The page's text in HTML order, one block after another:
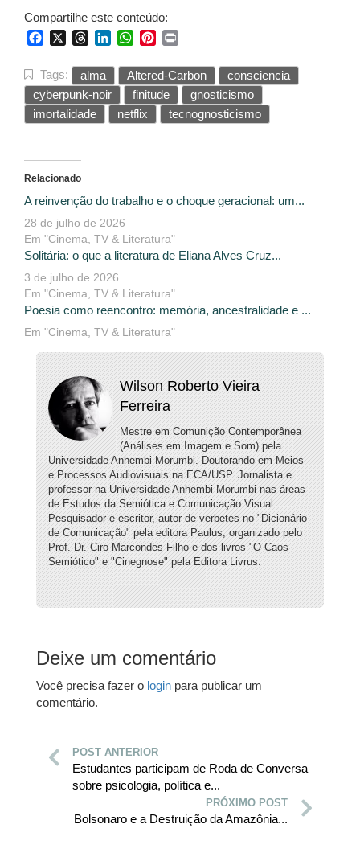
Compartilhe este conteúdo:
FacebookThreadsLinkedInWhatsApp
Pinterest
Tags: alma Altered-Carbon
consciencia
cyberpunk-noir
finitude
gnosticismo
imortalidade
netflix tecnognosticismo
Relacionado
A reinvenção do trabalho e o choque geracional: um...
28 de julho de 2026
Em "Cinema, TV & Literatura"
Solitária: o que a literatura de Eliana Alves Cruz...
3 de julho de 2026
Em "Cinema, TV & Literatura"
Poesia como reencontro: memória, ancestralidade e ...
Em "Cinema, TV & Literatura"
Wilson Roberto Vieira
Ferreira
Mestre em Comunição Contemporânea
(Análises em Imagem e Som) pela
Universidade Anhembi Morumbi. Doutorando em Meios
e Processos Audiovisuais na ECA/USP. Jornalista e
professor na Universidade Anhembi Morumbi nas áreas
de Estudos da Semiótica e Comunicação Visual.
Pesquisador e escritor, autor de verbetes no "Dicionário
de Comunicação" pela editora Paulus, organizado pelo
Prof. Dr. Ciro Marcondes Filho e dos livros "O Caos
Semiótico" e "Cinegnose" pela Editora Livrus.
Deixe um comentário
Você precisa fazer o login para publicar um
comentário.
POST ANTERIOR
Estudantes participam de Roda de Conversa
sobre psicologia, política e...
PRÓXIMO POST
Bolsonaro e a Destruição da Amazônia...